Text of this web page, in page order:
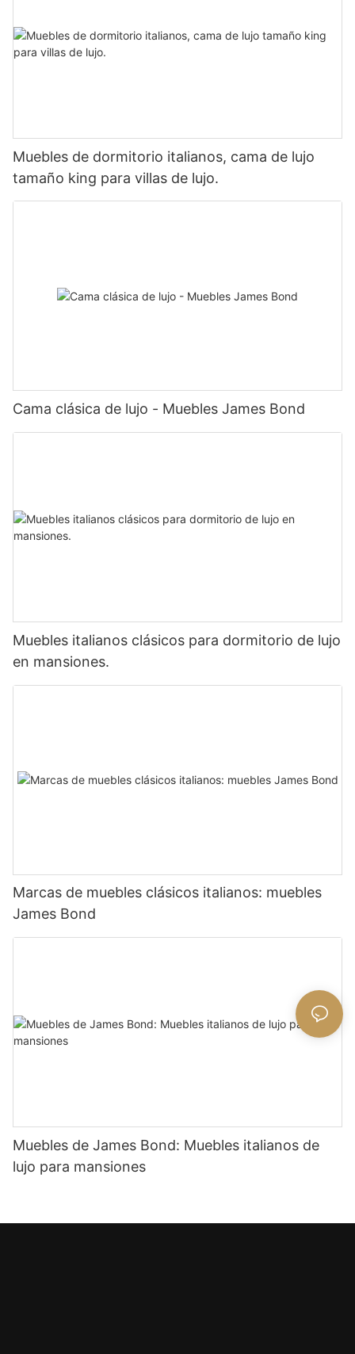
Muebles de dormitorio italianos, cama de lujo
tamaño king para villas de lujo.
Cama clásica de lujo - Muebles James Bond
Muebles italianos clásicos para dormitorio de lujo
en mansiones.
Marcas de muebles clásicos italianos: muebles
James Bond
Muebles de James Bond: Muebles italianos de
lujo para mansiones